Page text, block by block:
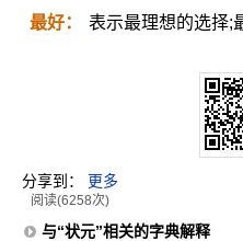
最好： 表示最理想的选择;
分享到： 更多
阅读(6258次)
与“状元”相关的字典解释